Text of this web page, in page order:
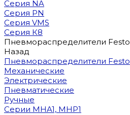
Серия NA
Серия PN
Серия VMS
Серия К8
Пневмораспределители Festo
Назад
Пневмораспределители Festo
Механические
Электрические
Пневматические
Ручные
Cерии MHA1, MHP1